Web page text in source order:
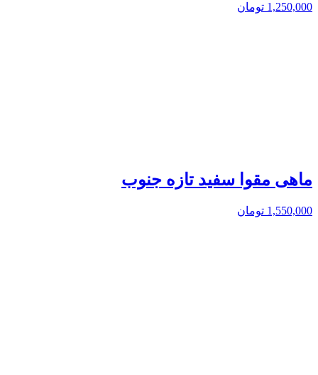
1,250,000 تومان
ماهی مقوا سفید تازه جنوب
1,550,000 تومان